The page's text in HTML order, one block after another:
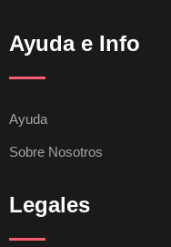
Ayuda e Info
Ayuda
Sobre Nosotros
Legales